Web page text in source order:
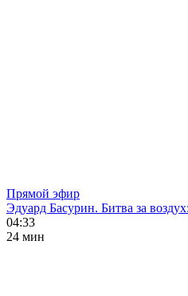
Прямой эфир
Эдуард Басурин. Битва за
04:33
24 мин